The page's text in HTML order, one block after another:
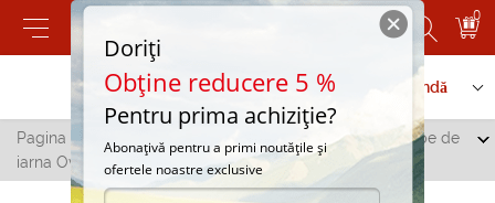
0
Contactați-ne Serviciu de comandă
Pagina principală Causeni
Anvelope de
iarna Ovation in Causeni
Doriți
Obține reducere 5 %
Pentru prima achiziție?
Abonațivă pentru a primi noutățile și
ofertele noastre exclusive